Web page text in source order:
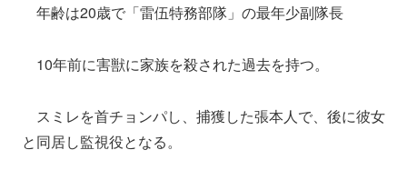
年齢は20歳で「雷伍特務部隊」の最年少副隊長
10年前に害獣に家族を殺された過去を持つ。
スミレを首チョンパし、捕獲した張本人で、後に彼女
と同居し監視役となる。